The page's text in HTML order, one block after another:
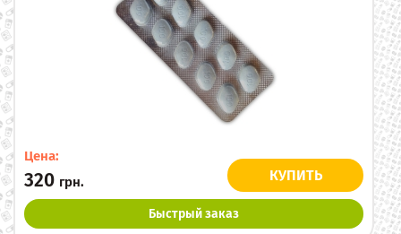
Цена:
320 грн. КУПИТЬ
Быстрый заказ